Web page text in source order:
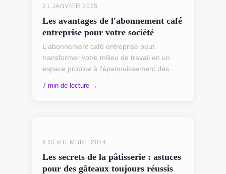
21 JANVIER 2025
Les avantages de l'abonnement café
entreprise pour votre société
L'abonnement café entreprise peut
transformer votre milieu de travail en un
espace propice à l'épanouissement des
simple fourniture de ca...
7 min de lecture →
6 SEPTEMBRE 2024
Les secrets de la pâtisserie : astuces
pour des gâteaux toujours réussis